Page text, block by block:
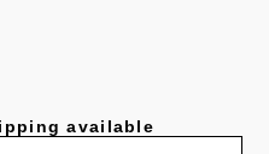
available